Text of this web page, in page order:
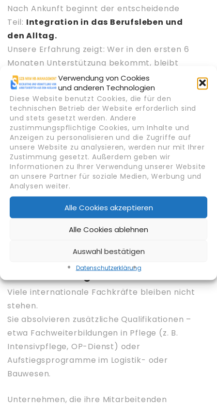
Verwendung von Cookies
und anderen Technologien
Diese Website benutzt Cookies, die für den
technischen Betrieb der Website erforderlich sind
und stets gesetzt werden. Andere
zustimmungspflichtige Cookies, um Inhalte und
Anzeigen zu personalisieren und die Zugriffe auf
unsere Website zu analysieren, werden nur mit Ihrer
Zustimmung gesetzt. Außerdem geben wir
Informationen zu Ihrer Verwendung unserer Website
an unsere Partner für soziale Medien, Werbung und
Analysen weiter.
Alle Cookies akzeptieren
Alle Cookies ablehnen
Auswahl bestätigen
Datenschutz­erklärung
Nach Ankunft beginnt der entscheidende
Teil: Integration in das Berufsleben und
den Alltag.
Unsere Erfahrung zeigt: Wer in den ersten 6
Monaten Unterstützung bekommt, bleibt
langfristig.
Deshalb begleitet Hirekraft alle Fachkräfte
durch:
Mentoren-Programmeim Betrieb,
Unterstützung bei Wohnungssuche, Anmeldung,
Versicherung,
regelmäßige Sprach- und Kulturcoachings
undpsychologische Begleitung bei
Anpassungsschwierigkeiten
Pflegeberufen).
Zufriedene, stabile Mitarbeiter
– und langfristiger Erfolg für Arbeitgeber.
6. Karriereentwicklung und
Weiterbildung
Viele internationale Fachkräfte bleiben nicht
stehen.
Sie absolvieren zusätzliche Qualifikationen –
etwa Fachweiterbildungen in Pflege (z. B.
Intensivpflege, OP-Dienst) oder
Aufstiegsprogramme im Logistik- oder
Bauwesen.
Unternehmen, die ihre Mitarbeitenden